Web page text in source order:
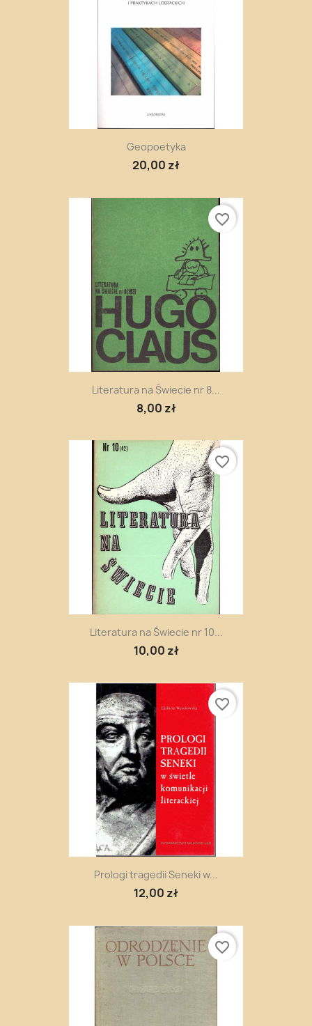
Geopoetyka
20,00 zł
Literatura na Świecie nr 8...
8,00 zł
favorite_border
Literatura na Świecie nr 10...
10,00 zł
favorite_border
Prologi tragedii Seneki w...
12,00 zł
favorite_border
favorite_border